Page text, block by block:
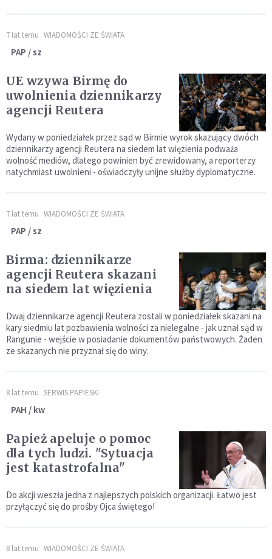
7 lat temu WIADOMOŚCI ZE ŚWIATA
PAP / sz
UE wzywa Birmę do
uwolnienia dziennikarzy
agencji Reutera
Wydany w poniedziałek przez sąd w Birmie wyrok skazujący dwóch
dziennikarzy agencji Reutera na siedem lat więzienia podważa
wolność mediów, dlatego powinien być zrewidowany, a reporterzy
natychmiast uwolnieni - oświadczyły unijne służby dyplomatyczne.
7 lat temu WIADOMOŚCI ZE ŚWIATA
PAP / sz
Birma: dziennikarze
agencji Reutera skazani
na siedem lat więzienia
Dwaj dziennikarze agencji Reutera zostali w poniedziałek skazani na
kary siedmiu lat pozbawienia wolności za nielegalne - jak uznał sąd w
Rangunie - wejście w posiadanie dokumentów państwowych. Żaden
ze skazanych nie przyznał się do winy.
8 lat temu SERWIS PAPIESKI
PAH / kw
Papież apeluje o pomoc
dla tych ludzi. "Sytuacja
jest katastrofalna"
Do akcji weszła jedna z najlepszych polskich organizacji. Łatwo jest
przyłączyć się do prośby Ojca świętego!
8 lat temu WIADOMOŚCI ZE ŚWIATA